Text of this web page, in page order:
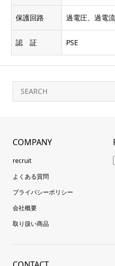
保護回路 過電圧、過電
認 証 PSE
COMPANY
recruit
よくある質問
プライバシーポリシー
会社概要
取り扱い商品